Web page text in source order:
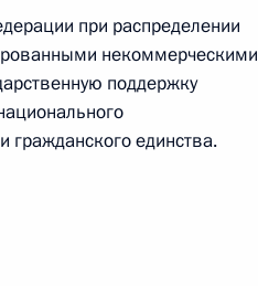
при распределении
некоммерческими
поддержку
гражданского единства.